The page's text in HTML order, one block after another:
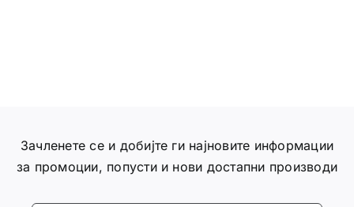
Зачленете се и добијте ги најновите информации
за промоции, попусти и нови достапни производи